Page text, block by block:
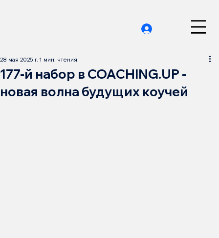
177-й набор в COACHING.UP -
новая волна будущих коучей
28 мая 2025 г. 1 мин. чтения